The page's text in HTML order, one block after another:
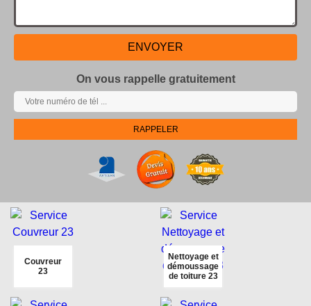
On vous rappelle gratuitement
Couvreur
23
Nettoyage et
démoussage
de toiture 23